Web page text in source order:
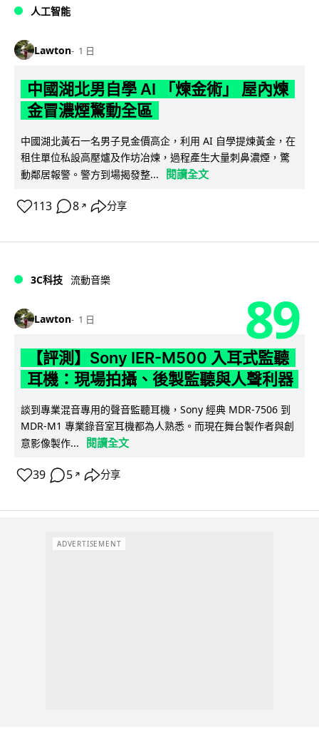
人工智能
Lawton 1 日
中國湖北男自學 AI 「煉金術」 屋內煉
金冒濃煙驚動全區
中國湖北黃石一名男子見金價高企，利用 AI 自學提煉黃金，在
租住單位私設高壓爐及作坊冶煉，過程產生大量刺鼻濃煙，驚
動鄰居報警。警方到場揭發整...
閱讀全文
113 8 ↗ 分享
3C科技 流動音樂
Lawton 1 日 89
【評測】Sony IER-M500 入耳式監聽
耳機：現場拍攝、後製監聽與人聲利器
談到專業混音專用的聲音監聽耳機，Sony 經典 MDR-7506 到
MDR-M1 專業錄音室耳機都為人熟悉。而現在舞台製作者與創
意影像製作...
閱讀全文
39 5 ↗ 分享
ADVERTISEMENT